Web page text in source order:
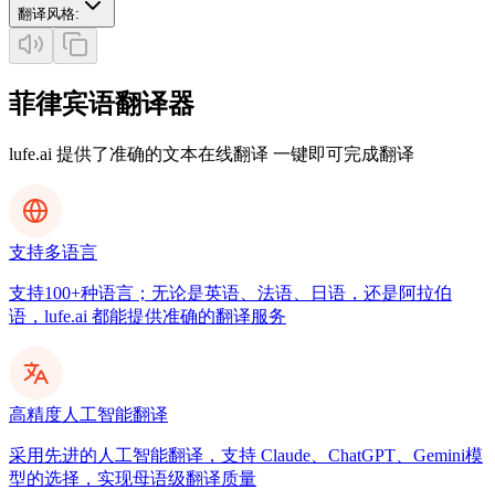
翻译风格:
菲律宾语翻译器
lufe.ai 提供了准确的文本在线翻译 一键即可完成翻译
支持多语言
支持100+种语言；无论是英语、法语、日语，还是阿拉伯
语，lufe.ai 都能提供准确的翻译服务
高精度人工智能翻译
采用先进的人工智能翻译，支持 Claude、ChatGPT、Gemini模
型的选择，实现母语级翻译质量